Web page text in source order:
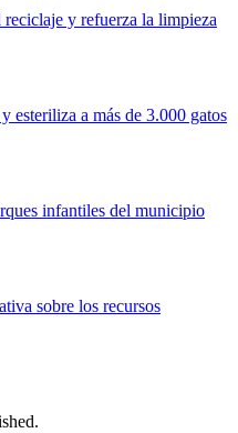
reciclaje y refuerza la limpieza
esteriliza a más de 3.000 gatos
infantiles del municipio
sobre los recursos